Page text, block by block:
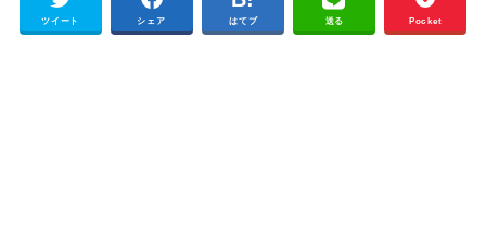
ツイート シェア はてブ 送る Pocket